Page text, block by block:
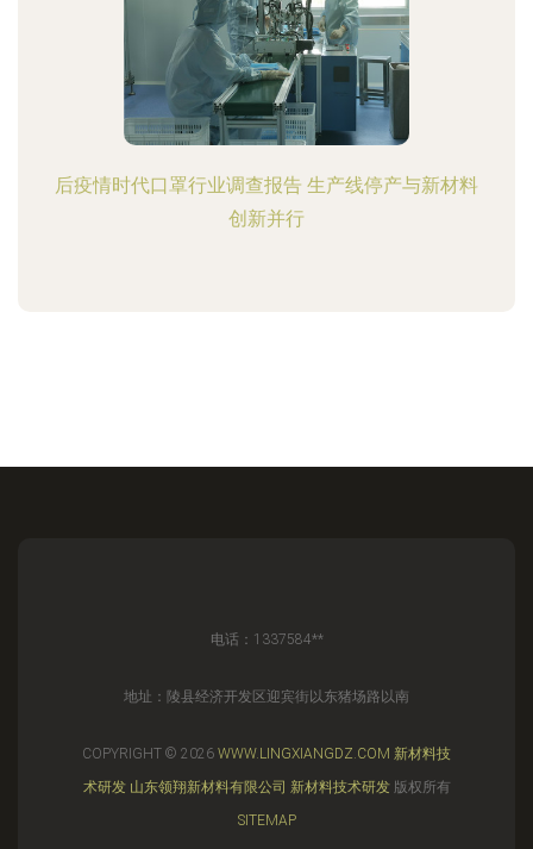
后疫情时代口罩行业调查报告 生产线停产与新材料
创新并行
电话：1337584**
地址：陵县经济开发区迎宾街以东猪场路以南
COPYRIGHT © 2026 WWW.LINGXIANGDZ.COM 新材料技
术研发 山东领翔新材料有限公司 新材料技术研发版权所有
SITEMAP